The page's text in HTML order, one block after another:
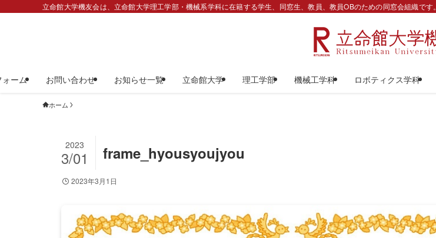
立命館大学機友会は、立命館大学理工学部・機械系学科に在籍する学生、同窓生、教員、教員OBのための同窓会組織です。
ーム お問い合わせ お知らせ一覧 立命館大学 理工学部 機械工学科 ロボティクス学科
ホーム
frame_hyousyoujyou
2023
3/01
2023年3月1日